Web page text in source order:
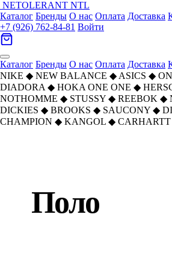
NETOLERANT NTL
Каталог Бренды О нас Оплата Доставка
+7 (926) 762-84-81 Войти
Каталог Бренды О нас Оплата Доставка
NIKE ◆ NEW BALANCE ◆ ASICS ◆
DIADORA ◆ HOKA ONE ONE ◆
NOTHOMME ◆ STUSSY ◆ REEBOK ◆
DICKIES ◆ BROOKS ◆ SAUCONY ◆
CHAMPION ◆ KANGOL ◆ CARHARTT
Поло